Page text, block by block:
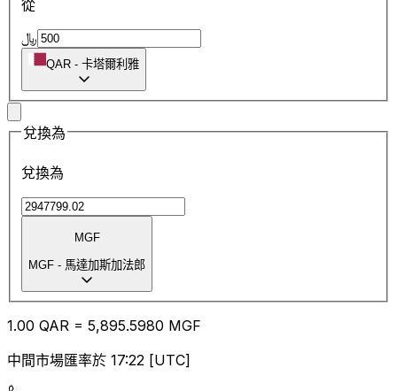
從
﷼
QAR - 卡塔爾利雅
兌換為
兌換為
MGF
MGF - 馬達加斯加法郎
1.00 QAR = 5,895.5980 MGF
中間市場匯率於 17:22 [UTC]